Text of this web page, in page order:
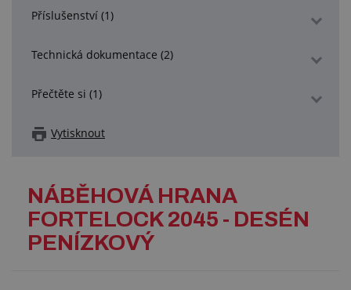
Příslušenství (1)
Technická dokumentace (2)
Přečtěte si (1)
Vytisknout
NÁBĚHOVÁ HRANA
FORTELOCK 2045 - DESÉN
PENÍZKOVÝ